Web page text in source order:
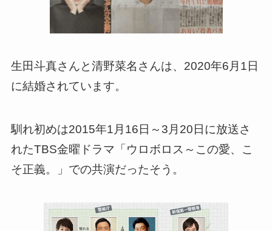
生田斗真さんと清野菜名さんは、2020年6月1日
に結婚されています。
馴れ初めは2015年1月16日～3月20日に放送さ
れたTBS金曜ドラマ「ウロボロス～この愛、こ
そ正義。」での共演だったそう。